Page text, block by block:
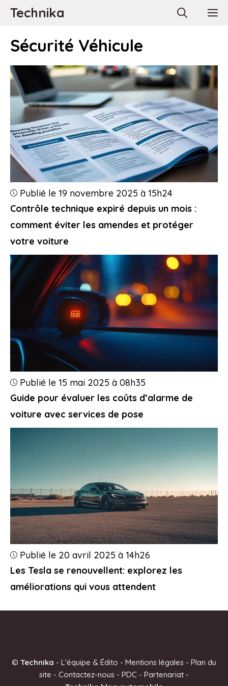
AllerTechnika
Sécurité Véhicule
Contrôle technique expiré depuis un mois :
comment éviter les amendes et protéger
votre voiture
Publié le 19 novembre 2025 à 15h24
Guide pour évaluer les coûts d’alarme de
voiture avec services de pose
Publié le 15 mai 2025 à 08h35
Les Tesla se renouvellent: explorez les
améliorations qui vous attendent
Publié le 20 avril 2025 à 14h26
© Technika - L'équipe & Édito - Mentions légales - Plan du
site - Contactez-nous - PDC - Partenariat -